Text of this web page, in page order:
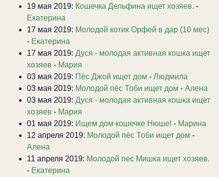
19 мая 2019: Кошечка Дельфина ищет хозяев. -
Екатерина
17 мая 2019: Молодой котик Орфей в дар (10 мес)
- Екатерина
17 мая 2019: Дуся - молодая активная кошка ищет
хозяев - Мария
03 мая 2019: Пёс Джой ищет дом - Людмила
03 мая 2019: Молодой пёс Тоби ищет дом - Алена
03 мая 2019: Дуся - молодая активная кошка ищет
хозяев - Мария
01 мая 2019: Ищем дом кошечке Нюше! - Марина
12 апреля 2019: Молодой пёс Тоби ищет дом -
Алена
11 апреля 2019: Молодой пес Мишка ищет хозяев.
- Екатерина